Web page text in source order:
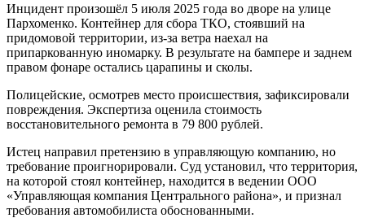
Инцидент произошёл 5 июля 2025 года во дворе на улице
Пархоменко. Контейнер для сбора ТКО, стоявший на
придомовой территории, из-за ветра наехал на
припаркованную иномарку. В результате на бампере и заднем
правом фонаре остались царапины и сколы.
Полицейские, осмотрев место происшествия, зафиксировали
повреждения. Экспертиза оценила стоимость
восстановительного ремонта в 79 800 рублей.
Истец направил претензию в управляющую компанию, но
требование проигнорировали. Суд установил, что территория,
на которой стоял контейнер, находится в ведении ООО
«Управляющая компания Центрального района», и признал
требования автомобилиста обоснованными.